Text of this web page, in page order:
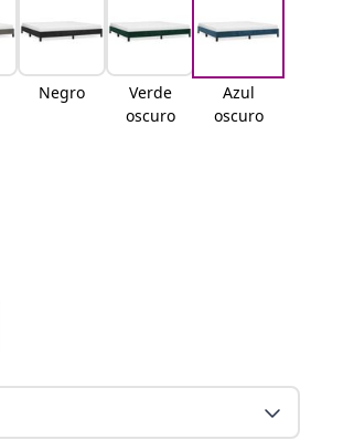
Negro
Verde
oscuro
Azul
oscuro